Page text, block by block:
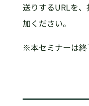
送りするURLを
加ください。
※本セミナーは終